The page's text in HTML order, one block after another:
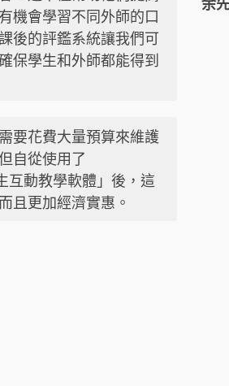
機會學習不同外師的口
後的評鑑系統讓我們可
保學生和外師都能得到
要花費大量預算來維護
自從使用了
互動教學軟體」後，這
且更加經濟實惠。